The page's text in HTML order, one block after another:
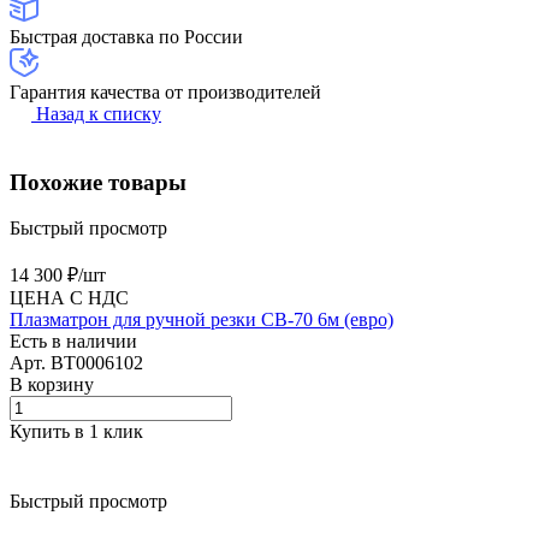
Быстрая доставка по России
Гарантия качества от производителей
Назад к списку
Похожие товары
Быстрый просмотр
14 300 ₽/шт
ЦЕНА С НДС
Плазматрон для ручной резки CB-70 6м (евро)
Есть в наличии
Арт. BT0006102
В корзину
Купить в 1 клик
Быстрый просмотр